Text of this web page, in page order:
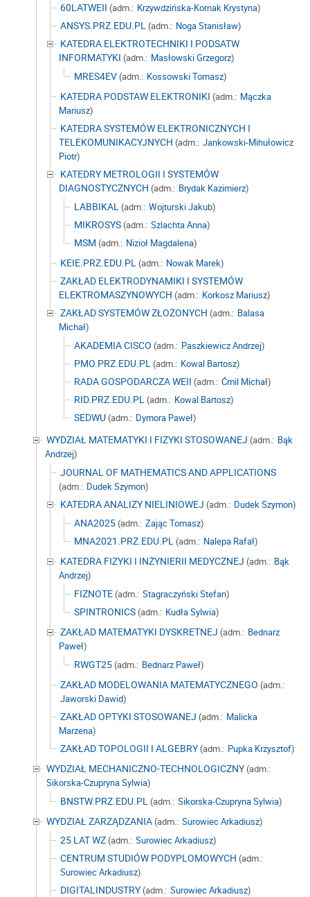
60LATWEII (adm.: Krzywdzińska-Kornak Krystyna)
ANSYS.PRZ.EDU.PL(adm.: Noga Stanisław)
KATEDRA ELEKTROTECHNIKI I PODSATW
INFORMATYKI (adm.: Masłowski Grzegorz)
MRES4EV(adm.: Kossowski Tomasz)
KATEDRA PODSTAW ELEKTRONIKI (adm.: Mączka
Mariusz)
KATEDRA SYSTEMÓW ELEKTRONICZNYCH I
TELEKOMUNIKACYJNYCH (adm.: Jankowski-Mihułowicz
Piotr)
KATEDRY METROLOGII I SYSTEMÓW
DIAGNOSTYCZNYCH (adm.: Brydak Kazimierz)
LABBIKAL(adm.: Wojturski Jakub)
MIKROSYS(adm.: Szlachta Anna)
MSM (adm.: Nizioł Magdalena)
KEIE.PRZ.EDU.PL(adm.: Nowak Marek)
ZAKŁAD ELEKTRODYNAMIKI I SYSTEMÓW
ELEKTROMASZYNOWYCH (adm.: Korkosz Mariusz)
ZAKŁAD SYSTEMÓW ZŁOŻONYCH (adm.: Balasa
Michał)
AKADEMIA CISCO (adm.: Paszkiewicz Andrzej)
PMO.PRZ.EDU.PL(adm.: Kowal Bartosz)
RADA GOSPODARCZA WEII (adm.: Ćmil Michał)
RID.PRZ.EDU.PL(adm.: Kowal Bartosz)
SEDWU(adm.: Dymora Paweł)
WYDZIAŁ MATEMATYKI I FIZYKI STOSOWANEJ (adm.: Bąk
Andrzej)
JOURNAL OF MATHEMATICS AND APPLICATIONS
(adm.: Dudek Szymon)
KATEDRA ANALIZY NIELINIOWEJ (adm.: Dudek Szymon)
ANA2025(adm.: Zając Tomasz)
MNA2021.PRZ.EDU.PL(adm.: Nalepa Rafał)
KATEDRA FIZYKI I INŻYNIERII MEDYCZNEJ (adm.: Bąk
Andrzej)
FIZNOTE(adm.: Stagraczyński Stefan)
SPINTRONICS(adm.: Kudła Sylwia)
ZAKŁAD MATEMATYKI DYSKRETNEJ (adm.: Bednarz
Paweł)
RWGT25(adm.: Bednarz Paweł)
ZAKŁAD MODELOWANIA MATEMATYCZNEGO (adm.:
Jaworski Dawid)
ZAKŁAD OPTYKI STOSOWANEJ (adm.: Malicka
Marzena)
ZAKŁAD TOPOLOGII I ALGEBRY(adm.: Pupka Krzysztof)
WYDZIAŁ MECHANICZNO-TECHNOLOGICZNY(adm.:
Sikorska-Czupryna Sylwia)
BNSTW.PRZ.EDU.PL(adm.: Sikorska-Czupryna Sylwia)
WYDZIAŁ ZARZĄDZANIA(adm.: Surowiec Arkadiusz)
25 LAT WZ(adm.: Surowiec Arkadiusz)
CENTRUM STUDIÓW PODYPLOMOWYCH (adm.:
Surowiec Arkadiusz)
DIGITALINDUSTRY(adm.: Surowiec Arkadiusz)